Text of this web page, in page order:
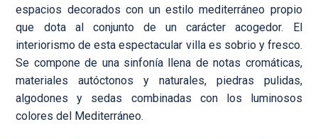
espacios decorados con un estilo mediterráneo propio
que dota al conjunto de un carácter acogedor. El
interiorismo de esta espectacular villa es sobrio y fresco.
Se compone de una sinfonía llena de notas cromáticas,
materiales autóctonos y naturales, piedras pulidas,
algodones y sedas combinadas con los luminosos
colores del Mediterráneo.